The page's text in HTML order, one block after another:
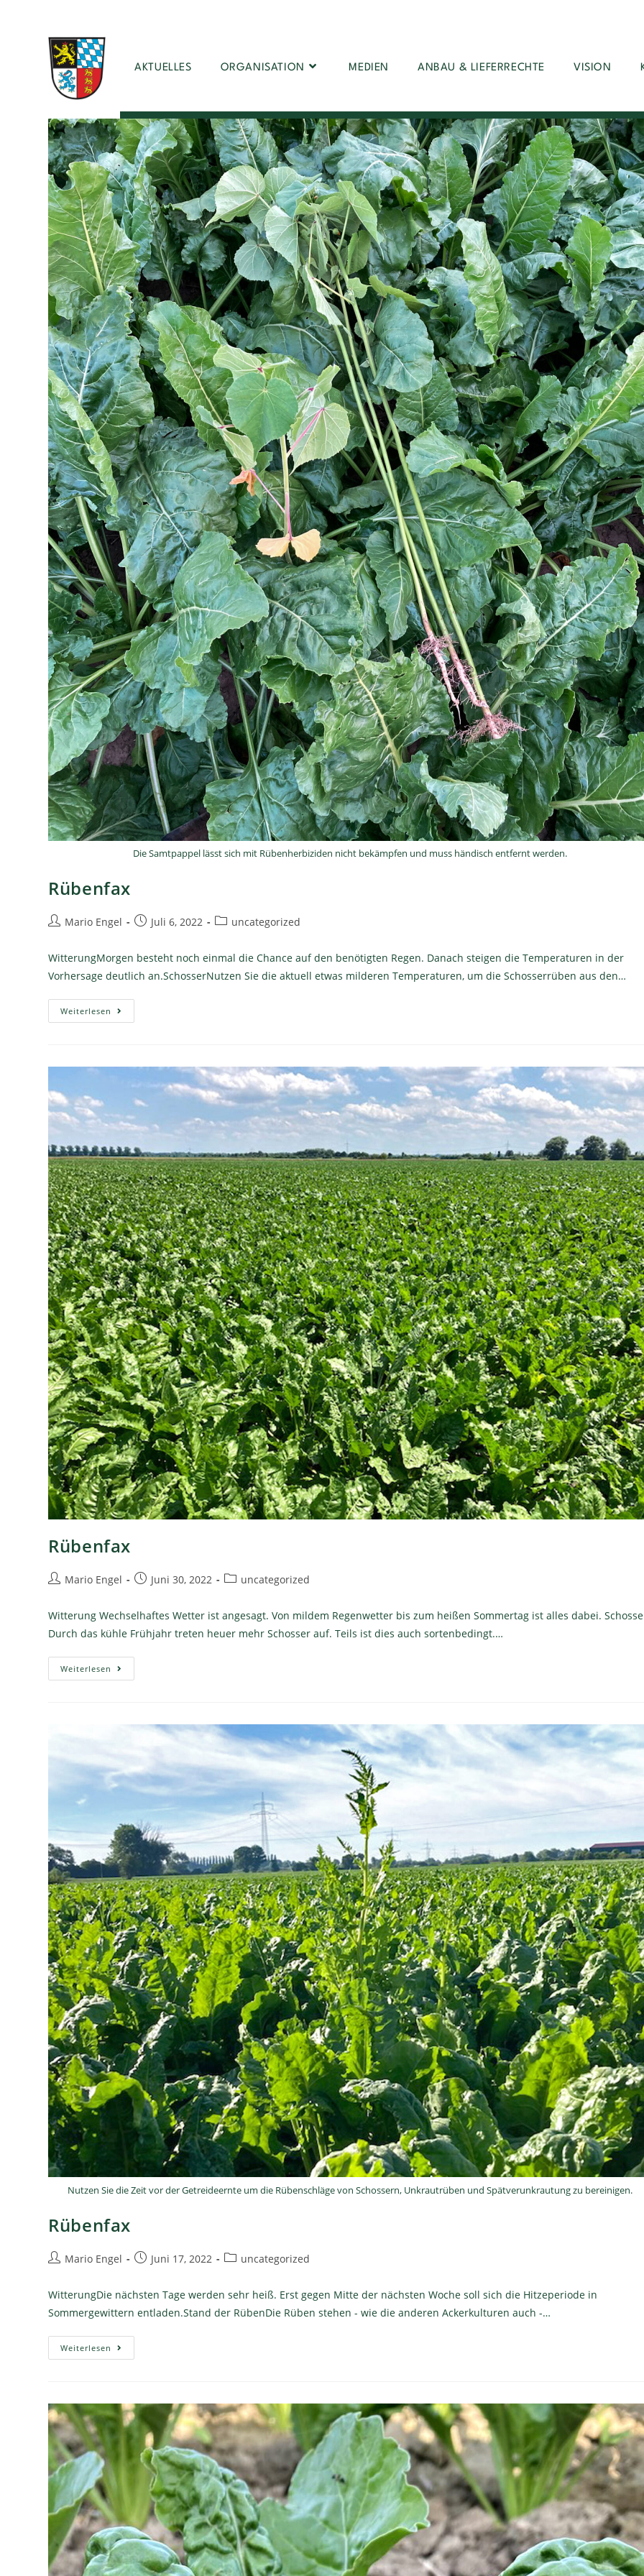
AKTUELLES ORGANISATION MEDIEN ANBAU & LIEFERRECHTE VISION
Die Samtpappel lässt sich mit Rübenherbiziden nicht bekämpfen und muss händisch entfernt werden.
Rübenfax
Mario Engel Juli 6, 2022 uncategorized
WitterungMorgen besteht noch einmal die Chance auf den benötigten Regen. Danach steigen die Temperaturen in der
Vorhersage deutlich an.SchosserNutzen Sie die aktuell etwas milderen Temperaturen, um die Schosserrüben aus den…
Weiterlesen
Rübenfax
Mario Engel Juni 30, 2022 uncategorized
Witterung Wechselhaftes Wetter ist angesagt. Von mildem Regenwetter bis zum heißen Sommertag ist alles dabei.
Durch das kühle Frühjahr treten heuer mehr Schosser auf. Teils ist dies auch sortenbedingt.…
Weiterlesen
Nutzen Sie die Zeit vor der Getreideernte um die Rübenschläge von Schossern, Unkrautrüben und Spätverunkrautung zu bereinigen.
Rübenfax
Mario Engel Juni 17, 2022 uncategorized
WitterungDie nächsten Tage werden sehr heiß. Erst gegen Mitte der nächsten Woche soll sich die Hitzeperiode in
Sommergewittern entladen.Stand der RübenDie Rüben stehen - wie die anderen Ackerkulturen auch -…
Weiterlesen